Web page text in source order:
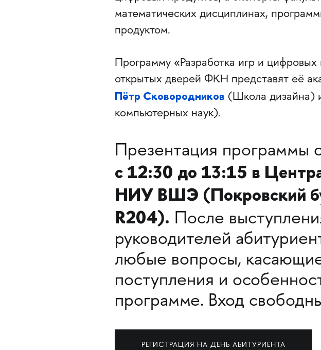
математических дисциплинах,
продуктом.
Программу «Разработка игр и
открытых дверей ФКН представят её
Пётр Сковородников (Школа дизайна)
компьютерных наук).
Презентация программы
с 12:30 до 13:15 в
НИУ ВШЭ (Покровский
R204). После
руководителей
любые вопросы,
поступления и
программе. Вход
РЕГИСТРАЦИЯ НА ДЕНЬ АБИТУРИЕНТА